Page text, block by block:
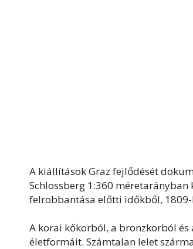
A kiállítások Graz fejlődését
Schlossberg 1:360
felrobbantása előtti időkből,
A korai kőkorból, a bronzkorból
életformáit. Számtalan lelet